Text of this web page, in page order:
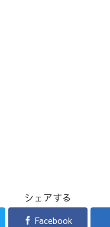
シェアする
Facebook